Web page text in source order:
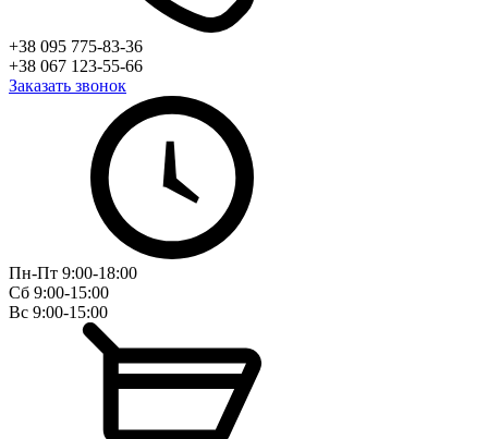
+38 095 775-83-36
+38 067 123-55-66
Заказать звонок
Пн-Пт 9:00-18:00
Сб 9:00-15:00
Вс 9:00-15:00